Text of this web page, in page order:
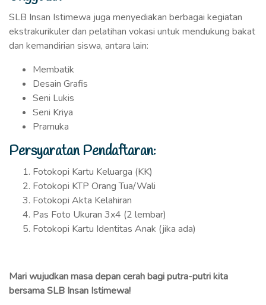
SLB Insan Istimewa juga menyediakan berbagai kegiatan
ekstrakurikuler dan pelatihan vokasi untuk mendukung bakat
dan kemandirian siswa, antara lain:
Membatik
Desain Grafis
Seni Lukis
Seni Kriya
Pramuka
Persyaratan Pendaftaran:
Fotokopi Kartu Keluarga (KK)
Fotokopi KTP Orang Tua/Wali
Fotokopi Akta Kelahiran
Pas Foto Ukuran 3x4 (2 lembar)
Fotokopi Kartu Identitas Anak (jika ada)
Mari wujudkan masa depan cerah bagi putra-putri kita
bersama SLB Insan Istimewa!